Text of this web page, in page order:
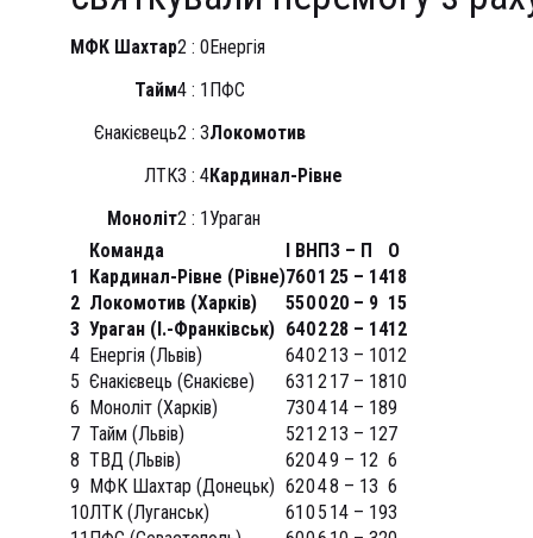
МФК Шахтар2 : 0Енергія
Тайм4 : 1ПФС
Єнакієвець2 : 3Локомотив
ЛТК3 : 4Кардинал-Рівне
Моноліт2 : 1Ураган
Команда
І ВНПЗ – П
О
1 Кардинал-Рівне (Рівне)7601 25 – 1418
2 Локомотив (Харків) 550020 – 9 15
3 Ураган (І.-Франківськ) 640228 – 1412
4 Енергія (Львів) 6402 13 – 1012
5 Єнакієвець (Єнакієве) 631 2 17 – 1810
6 Моноліт (Харків) 730414 – 189
7 Тайм (Львів) 521 2 13 – 127
8 ТВД (Львів) 62049 – 12 6
9 МФК Шахтар (Донецьк) 62048 – 13 6
10ЛТК (Луганськ) 610 5 14 – 193